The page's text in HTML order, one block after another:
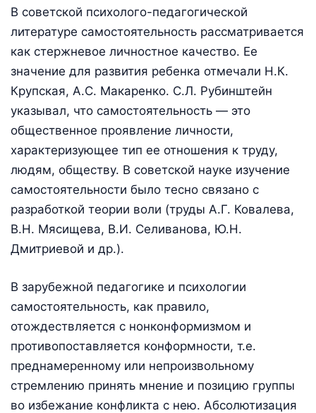
В советской психолого-педагогической
литературе самостоятельность рассматривается
как стержневое личностное качество. Ее
значение для развития ребенка отмечали H.К.
Крупская, А.С. Макаренко. С.Л. Рубинштейн
указывал, что самостоятельность — это
общественное проявление личности,
характеризующее тип ее отношения к труду,
людям, обществу. В советской науке изучение
самостоятельности было тесно связано с
разработкой теории воли (труды А.Г. Ковалева,
В.Н. Мясищева, В.И. Селиванова, Ю.Н.
Дмитриевой и др.).
В зарубежной педагогике и психологии
самостоятельность, как правило,
отождествляется с нонконформизмом и
противопоставляется конформности, т.е.
преднамеренному или непроизвольному
стремлению принять мнение и позицию группы
во избежание конфликта с нею. Абсолютизация